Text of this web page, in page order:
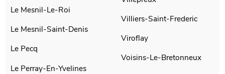
Le Mesnil-Le-Roi
Le Mesnil-Saint-Denis
Le Pecq
Le Perray-En-Yvelines
Villiers-Saint-Frederic
Viroflay
Voisins-Le-Bretonneux